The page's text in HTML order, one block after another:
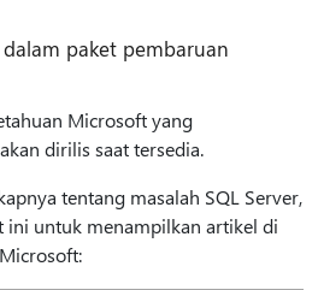
paket pembaruan
Microsoft yang
dirilis saat tersedia.
tentang masalah SQL Server,
untuk menampilkan artikel di